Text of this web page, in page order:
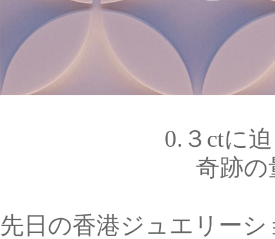
0.３ctに
奇跡
先日の香港ジュエリー